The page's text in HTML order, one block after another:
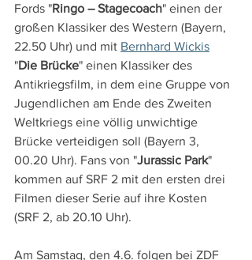
Fords "Ringo – Stagecoach" einen der
großen Klassiker des Western (Bayern,
22.50 Uhr) und mit Bernhard Wickis
"Die Brücke" einen Klassiker des
Antikriegsfilm, in dem eine Gruppe von
Jugendlichen am Ende des Zweiten
Weltkriegs eine völlig unwichtige
Brücke verteidigen soll (Bayern 3,
00.20 Uhr). Fans von "Jurassic Park"
kommen auf SRF 2 mit den ersten drei
Filmen dieser Serie auf ihre Kosten
(SRF 2, ab 20.10 Uhr).
Am Samstag, den 4.6. folgen bei ZDF